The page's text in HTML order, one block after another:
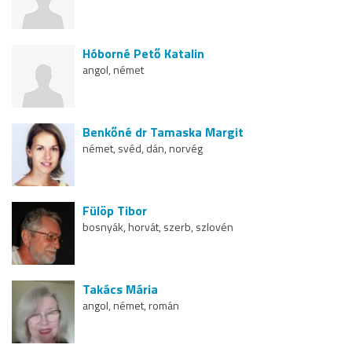
Hóborné Pető Katalin
angol, német
Benkőné dr Tamaska Margit
német, svéd, dán, norvég
Fülöp Tibor
bosnyák, horvát, szerb, szlovén
Takács Mária
angol, német, román